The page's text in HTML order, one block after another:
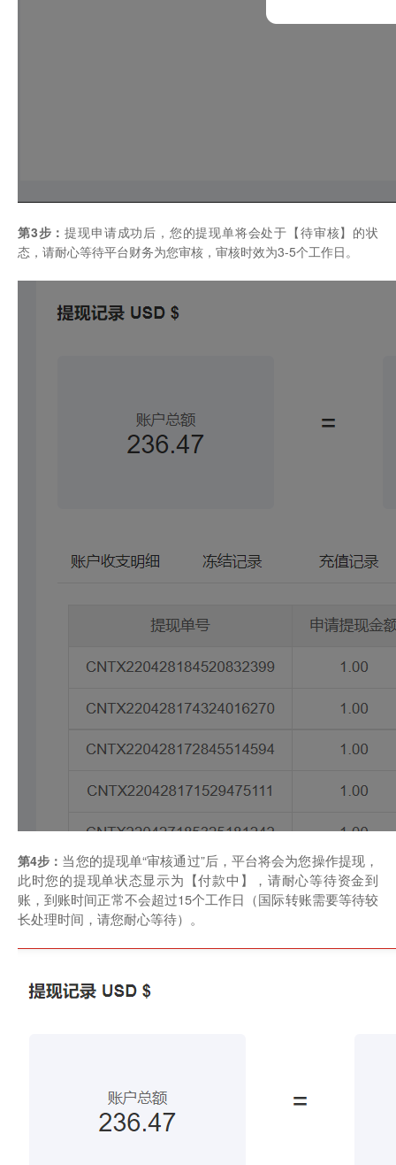
第3步：提现申请成功后，您的提现单将会处于【待审核】的状
态，请耐心等待平台财务为您审核，审核时效为3-5个工作日。
第4步： 当您的提现单“审核通过”后，平台将会为您操作提现，
此时您的提现单状态显示为【付款中】，请耐心等待资金到
账，到账时间正常不会超过15个工作日（国际转账需要等待较
长处理时间，请您耐心等待）。